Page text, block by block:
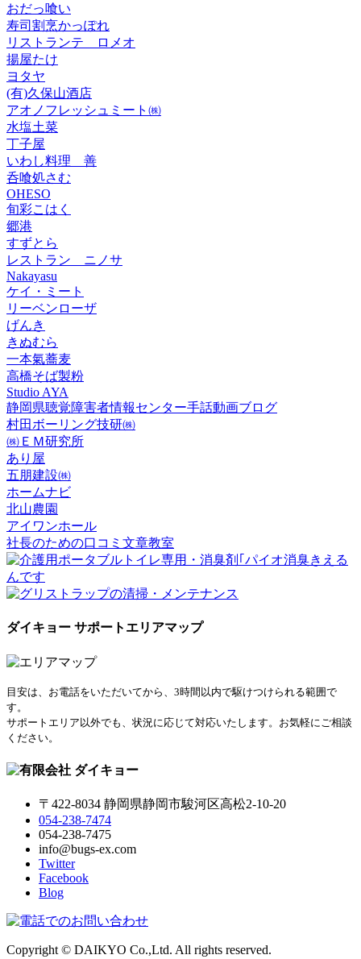
おだっ喰い
寿司割烹かっぽれ
リストランテ ロメオ
揚屋たけ
ヨタヤ
(有)久保山酒店
アオノフレッシュミート㈱
水塩土菜
丁子屋
いわし料理 善
呑喰処さむ
OHESO
旬彩こはく
郷港
すずとら
レストラン ニノサ
Nakayasu
ケイ・ミート
リーベンローザ
げんき
きぬむら
一本氣蕎麦
高橋そば製粉
Studio AYA
静岡県聴覚障害者情報センター手話動画ブログ
村田ボーリング技研㈱
㈱ＥＭ研究所
あり屋
五朋建設㈱
ホームナビ
北山農園
アイワンホール
社長のための口コミ文章教室
ダイキョー サポートエリアマップ
目安は、お電話をいただいてから、3時間以内で駆けつけられる範囲で
す。
サポートエリア以外でも、状況に応じて対応いたします。お気軽にご相談
ください。
〒422-8034 静岡県静岡市駿河区高松2-10-20
054-238-7474
054-238-7475
info@bugs-ex.com
Twitter
Facebook
Blog
Copyright © DAIKYO Co.,Ltd. All rights reserved.